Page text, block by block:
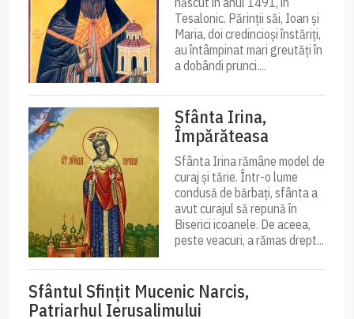
Tesalonic. Părinții săi, Ioan și
Maria, doi credincioși înstăriți,
au întâmpinat mari greutăți în
a dobândi prunci....
Sfânta Irina,
Împărăteasa
Sfânta Irina rămâne model de
curaj și tărie. Într-o lume
condusă de bărbați, sfânta a
avut curajul să repună în
Biserici icoanele. De aceea,
peste veacuri, a rămas drept...
Sfântul Sfinţit Mucenic Narcis,
Patriarhul Ierusalimului